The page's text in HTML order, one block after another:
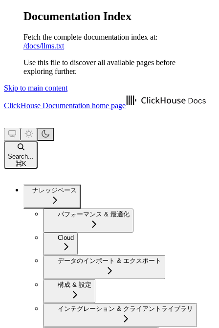
Documentation Index
Fetch the complete documentation index at:
/docs/llms.txt
Use this file to discover all available pages before
exploring further.
Skip to main content
ClickHouse Documentation home page
Search...
⌘K
ナレッジベース
パフォーマンス & 最適化
Cloud
データのインポート & エクスポート
構成 & 設定
インテグレーション & クライアントライブラリ